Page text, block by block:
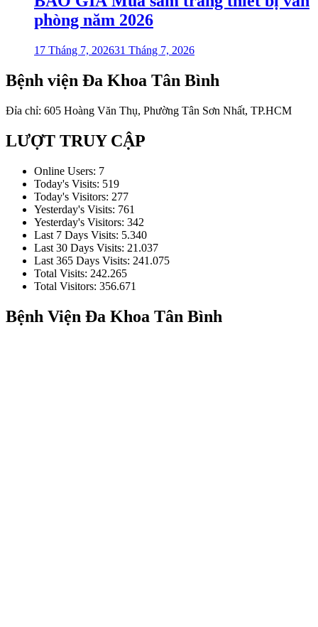
phòng năm 2026
17 Tháng 7, 202631 Tháng 7, 2026
Bệnh viện Đa Khoa Tân Bình
Đỉa chỉ: 605 Hoàng Văn Thụ, Phường Tân Sơn Nhất, TP.HCM
LƯỢT TRUY CẬP
Online Users: 7
Today's Visits: 519
Today's Visitors: 277
Yesterday's Visits: 761
Yesterday's Visitors: 342
Last 7 Days Visits: 5.340
Last 30 Days Visits: 21.037
Last 365 Days Visits: 241.075
Total Visits: 242.265
Total Visitors: 356.671
Bệnh Viện Đa Khoa Tân Bình